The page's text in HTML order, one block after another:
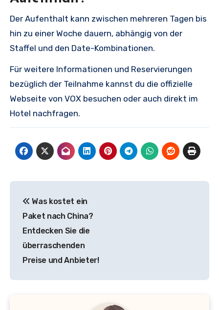
Der Aufenthalt kann zwischen mehreren Tagen bis
hin zu einer Woche dauern, abhängig von der
Staffel und den Date-Kombinationen.
Für weitere Informationen und Reservierungen
bezüglich der Teilnahme kannst du die offizielle
Webseite von VOX besuchen oder auch direkt im
Hotel nachfragen.
Was kostet ein
Paket nach China?
Entdecken Sie die
überraschenden
Preise und Anbieter!